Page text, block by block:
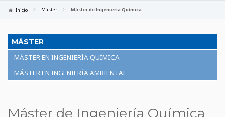
Inicio > Máster > Máster de Ingeniería Química
MÁSTER
MÁSTER EN INGENIERÍA QUÍMICA
MÁSTER EN INGENIERÍA AMBIENTAL
Máster de Ingeniería Química